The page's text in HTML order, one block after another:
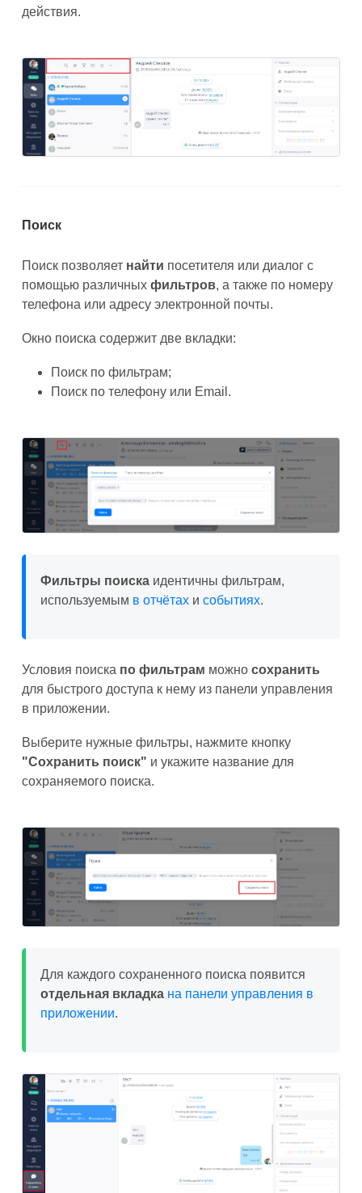
действия.
Поиск
Поиск позволяет найти посетителя или диалог с
помощью различных фильтров, а также по номеру
телефона или адресу электронной почты.
Окно поиска содержит две вкладки:
Поиск по фильтрам;
Поиск по телефону или Email.
Фильтры поиска идентичны фильтрам,
используемым в отчётах и событиях.
Условия поиска по фильтрам можно сохранить
для быстрого доступа к нему из панели управления
в приложении.
Выберите нужные фильтры, нажмите кнопку
"Сохранить поиск" и укажите название для
сохраняемого поиска.
Для каждого сохраненного поиска появится
отдельная вкладка на панели управления в
приложении.